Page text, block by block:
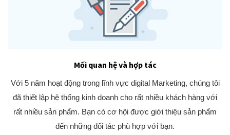
Mối quan hệ và hợp tác
Với 5 năm hoạt động trong lĩnh vực digital Marketing, chúng tôi
đã thiết lập hệ thống kinh doanh cho rất nhiều khách hàng với
rất nhiều sản phẩm. Bạn có cơ hội được giới thiệu sản phẩm
đến những đối tác phù hợp với bạn.